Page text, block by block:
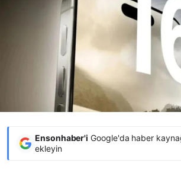
Ensonhaber'i Google'da haber
ekleyin